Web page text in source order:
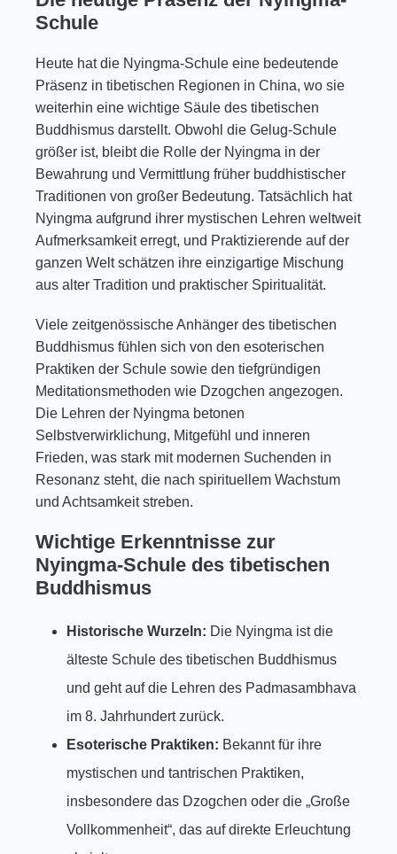
Schule
Heute hat die Nyingma-Schule eine bedeutende
Präsenz in tibetischen Regionen in China, wo sie
weiterhin eine wichtige Säule des tibetischen
Buddhismus darstellt. Obwohl die Gelug-Schule
größer ist, bleibt die Rolle der Nyingma in der
Bewahrung und Vermittlung früher buddhistischer
Traditionen von großer Bedeutung. Tatsächlich hat
Nyingma aufgrund ihrer mystischen Lehren weltweit
Aufmerksamkeit erregt, und Praktizierende auf der
ganzen Welt schätzen ihre einzigartige Mischung
aus alter Tradition und praktischer Spiritualität.
Viele zeitgenössische Anhänger des tibetischen
Buddhismus fühlen sich von den esoterischen
Praktiken der Schule sowie den tiefgründigen
Meditationsmethoden wie Dzogchen angezogen.
Die Lehren der Nyingma betonen
Selbstverwirklichung, Mitgefühl und inneren
Frieden, was stark mit modernen Suchenden in
Resonanz steht, die nach spirituellem Wachstum
und Achtsamkeit streben.
Wichtige Erkenntnisse zur
Nyingma-Schule des tibetischen
Buddhismus
Historische Wurzeln: Die Nyingma ist die
älteste Schule des tibetischen Buddhismus
und geht auf die Lehren des Padmasambhava
im 8. Jahrhundert zurück.
Esoterische Praktiken: Bekannt für ihre
mystischen und tantrischen Praktiken,
insbesondere das Dzogchen oder die „Große
Vollkommenheit“, das auf direkte Erleuchtung